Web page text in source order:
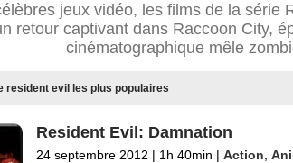
jeux vidéo, les films de la série
retour captivant dans Raccoon City,
cinématographique mêle
resident evil les plus populaires
Resident Evil: Damnation
24 septembre 2012 | 1h 40min | Action